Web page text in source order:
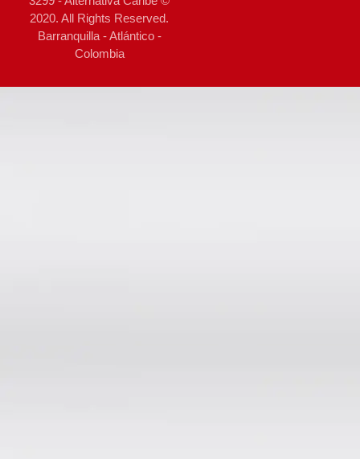
2020. All Rights Reserved.
Barranquilla - Atlántico -
Colombia